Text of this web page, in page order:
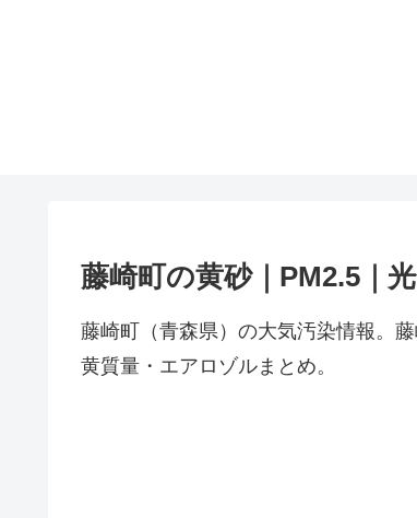
藤崎町の黄砂｜PM2.5｜
藤崎町（青森県）の大気汚染情報。
黄質量・エアロゾルまとめ。